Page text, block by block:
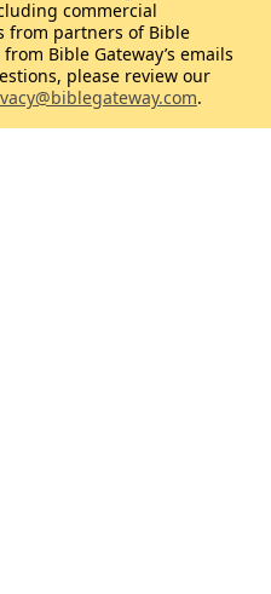
commercial
from partners of Bible
Bible Gateway’s emails
please review our
.